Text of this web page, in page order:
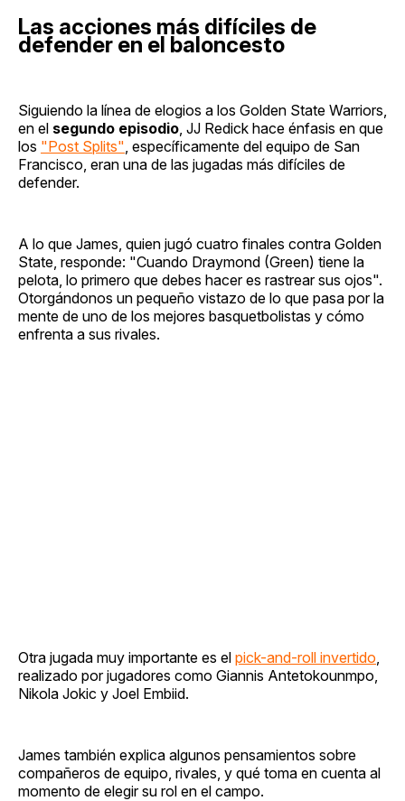
Las acciones más difíciles de
defender en el baloncesto
Siguiendo la línea de elogios a los Golden State Warriors,
en el segundo episodio , JJ Redick hace énfasis en que
los "Post Splits" , específicamente del equipo de San
Francisco, eran una de las jugadas más difíciles de
defender.
A lo que James, quien jugó cuatro finales contra Golden
State, responde: "Cuando Draymond (Green) tiene la
pelota, lo primero que debes hacer es rastrear sus ojos".
Otorgándonos un pequeño vistazo de lo que pasa por la
mente de uno de los mejores basquetbolistas y cómo
enfrenta a sus rivales.
Otra jugada muy importante es el pick-and-roll invertido
realizado por jugadores como Giannis Antetokounmpo,
Nikola Jokic y Joel Embiid.
James también explica algunos pensamientos sobre
compañeros de equipo, rivales, y qué toma en cuenta al
momento de elegir su rol en el campo.